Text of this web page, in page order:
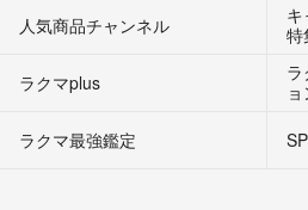
人気商品チャンネル
特
ラクマplus
ラクマ最強鑑定